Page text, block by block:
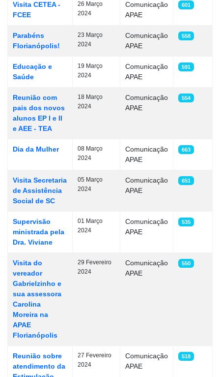
Visita CETEA -
FCEE
26 Março
2024
Comunicação
APAE
601
Parabéns
Florianópolis!
23 Março
2024
Comunicação
APAE
558
Educação e
Saúde
19 Março
2024
Comunicação
APAE
591
Reunião com
pais dos novos
alunos EP I e II
e AEE - TEA
18 Março
2024
Comunicação
APAE
554
Dia da Mulher
08 Março
2024
Comunicação
APAE
663
Visita Secretaria
de Assistência
Social de SC
05 Março
2024
Comunicação
APAE
651
Supervisão
ministrada pela
Dra. Viviane
01 Março
2024
Comunicação
APAE
535
Visita do
vereador
Gabrielzinho e
sua assessora
Carolina
Moreira na
APAE
Florianópolis
29 Fevereiro
2024
Comunicação
APAE
550
Reunião sobre
atendimento da
27 Fevereiro
2024
Comunicação
APAE
518